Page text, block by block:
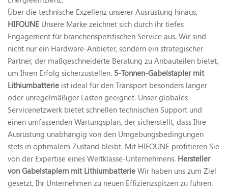
Über die technische Exzellenz unserer Ausrüstung hinaus,
HIFOUNE Unsere Marke zeichnet sich durch ihr tiefes
Engagement für branchenspezifischen Service aus. Wir sind
nicht nur ein Hardware-Anbieter, sondern ein strategischer
Partner, der maßgeschneiderte Beratung zu Anbauteilen bietet,
um Ihren Erfolg sicherzustellen. 5-Tonnen-Gabelstapler mit
Lithiumbatterie ist ideal für den Transport besonders langer
oder unregelmäßiger Lasten geeignet. Unser globales
Servicenetzwerk bietet schnellen technischen Support und
einen umfassenden Wartungsplan, der sicherstellt, dass Ihre
Ausrüstung unabhängig von den Umgebungsbedingungen
stets in optimalem Zustand bleibt. Mit HIFOUNE profitieren Sie
von der Expertise eines Weltklasse-Unternehmens. Hersteller
von Gabelstaplern mit Lithiumbatterie Wir haben uns zum Ziel
gesetzt, Ihr Unternehmen zu neuen Effizienzspitzen zu führen.